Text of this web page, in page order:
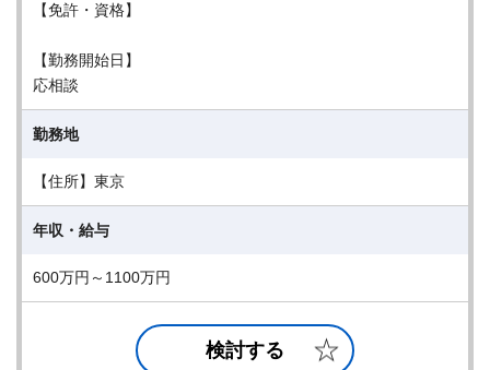
【免許・資格】
【勤務開始日】
応相談
勤務地
【住所】東京
年収・給与
600万円～1100万円
検討する